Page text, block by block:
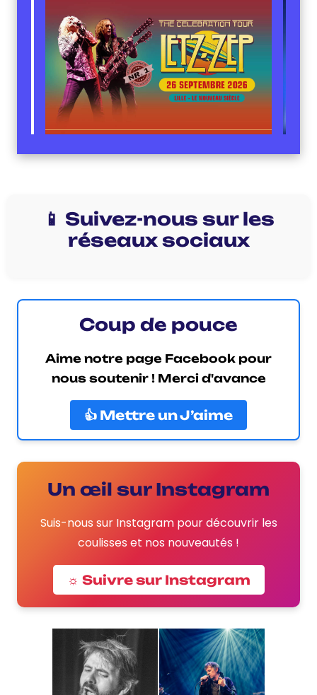
📱 Suivez-nous sur les
réseaux sociaux
Coup de pouce
Aime notre page Facebook pour
nous soutenir ! Merci d'avance
👍 Mettre un J’aime
Un œil sur Instagram
Suis-nous sur Instagram pour découvrir les
coulisses et nos nouveautés !
☼ Suivre sur Instagram